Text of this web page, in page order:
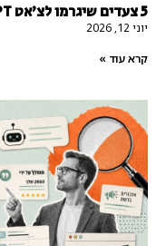
5 צעדים שיגרמו לצ'אט GPT להמליץ על העסק שלכם
יוני 12, 2026
קרא עוד »